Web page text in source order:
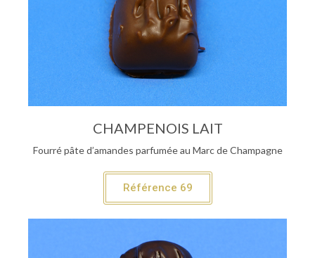
CHAMPENOIS LAIT
Fourré pâte d’amandes parfumée au Marc de Champagne
Référence 69